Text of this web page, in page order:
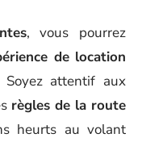
, vous pourrez
de location
attentif aux
règles de la route
heurts au volant